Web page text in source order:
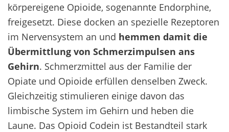
körpereigene Opioide, sogenannte Endorphine,
freigesetzt. Diese docken an spezielle Rezeptoren
im Nervensystem an und hemmen damit die
Übermittlung von Schmerzimpulsen ans
Gehirn. Schmerzmittel aus der Familie der
Opiate und Opioide erfüllen denselben Zweck.
Gleichzeitig stimulieren einige davon das
limbische System im Gehirn und heben die
Laune. Das Opioid Codein ist Bestandteil stark